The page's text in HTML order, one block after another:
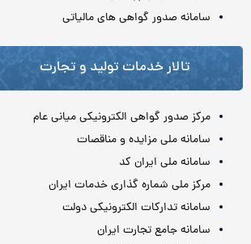
سامانه صدور گواهی های مالیاتی
تالار خدمات تولید و تجارت
مرکز صدور گواهی الکترونیکی میانی عام
سامانه ملی مزایده و مناقصات
سامانه ملی ایران کد
مرکز ملی شماره گذاری خدمات ایران
سامانه تدارکات الکترونیکی دولت
سامانه جامع تجارت ایران